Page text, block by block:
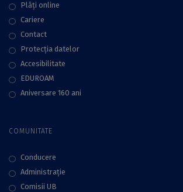
Plăţi online
Cariere
Contact
Protecţia datelor
Accesibilitate
EDUROAM
Aniversare 160 ani
COMUNITATE
Conducere
Administraţie
Comisii UB